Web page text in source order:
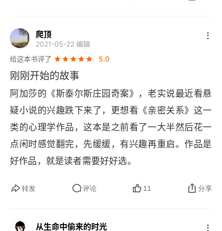
爬顶
2021-05-22 编辑
给这本书评了
5.0
刚刚开始的故事
阿加莎的《斯泰尔斯庄园奇案》，老实说最近看悬
疑小说的兴趣跌下来了，更想看《亲密关系》这一
类的心理学作品，这本是之前看了一大半然后花一
点闲时感觉翻完，先缓缓，有兴趣再重启。作品是
好作品，就是读者需要好好选。
转发 评论 11 分享
从生命中偷来的时光